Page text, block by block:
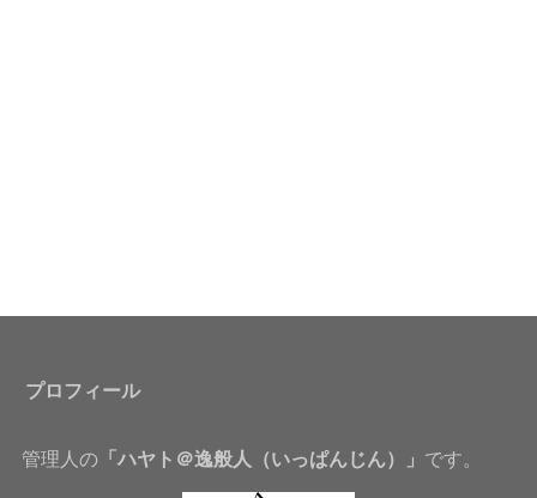
プロフィール
管理人の「ハヤト＠逸般人（いっぱんじん）」 です。